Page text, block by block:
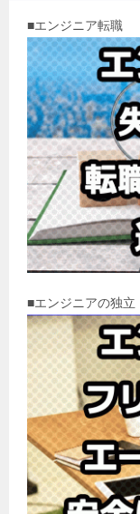
■エンジニア転職
■エンジニアの独立